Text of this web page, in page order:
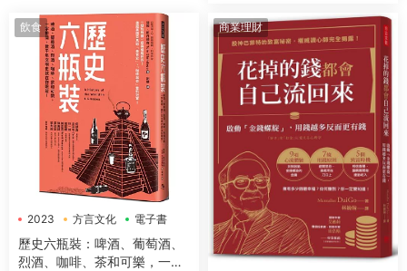
飲食
2023 方言文化 電子書
歷史六瓶裝：啤酒、葡萄酒、
烈酒、咖啡、茶和可樂，一字
商業理財